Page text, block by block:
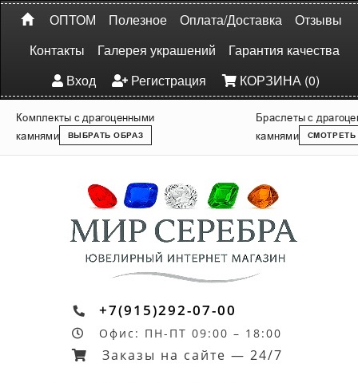
ОПТОМ Полезное Оплата/Доставка
Отзывы
Контакты
Галерея украшений
Гарантия качества
Вход
Регистрация КОРЗИНА (0)
Комплекты с драгоценными
камнями
ВЫБРАТЬ ОБРАЗ
Браслеты с
камнями
СМОТРЕТЬ
+7(915)292-07-00
Офис: ПН-ПТ 09:00 – 18:00
Заказы на сайте — 24/7